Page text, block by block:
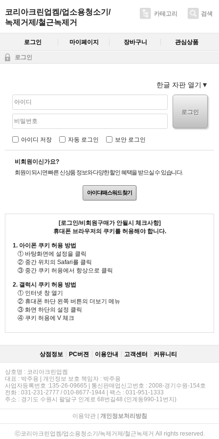
코리아크린업켐/업소용청소기/
녹제거제/철근녹제거
카테고리 검색
로그인 마이페이지 장바구니 관심상품
로그인
한글 자판 열기
로그인
아이디 저장 자동 로그인 보안 로그인
비회원이신가요?
회원이 되시면 빠른 신상품 정보와 다양한 할인 혜택을 받으실 수 있습니다.
아이디/패스워드 찾기
[로그인/비회원구매가 안될시 체크사항]
휴대폰 브라우저의 쿠키를 허용해야 합니다.
1. 아이폰 쿠키 허용 방법
① 바탕화면에 설정을 클릭
② 중간 위치의 Safari를 클릭
③ 중간 쿠키 허용에서 항상으로 클릭
2. 갤럭시 쿠키 허용 방법
① 인터넷 창 열기
② 휴대폰 하단 왼쪽 버튼의 더보기 메뉴
③ 화면 하단의 설정 클릭
④ 쿠키 허용에 V 체크
상점정보 PC버젼 이용안내 고객센터 커뮤니티
상호명 : 코리아크린업켐
대표 : 박주용 | 개인정보 보호 책임자 : 박주용
사업자등록번호 :135-26-09665 | 통신판매업신고번호 : 2008-경기수원-154호
전화 : 031-231-2777 / 010-8677-1944 | 팩스 : 031-951-1333
주소 : 경기도 수원시 팔달구 인계로 68번길48 (인계동990-11번지)
이용약관| 개인정보처리방침
ⓒ코리아크린업켐/업소용청소기/녹제거제/철근녹제거 All rights reserved.